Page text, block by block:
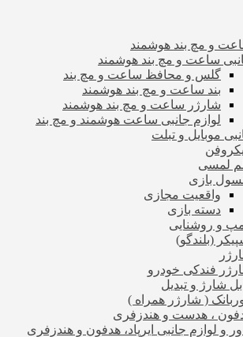
و مچ بند هوشمند
ساعت و مچ بند هوشمند
گلس و محافظ ساعت و مچ بند
بند ساعت و مچ بند هوشمند
شارژر ساعت و مچ بند هوشمند
لوازم جانبی ساعت هوشمند و مچ بند
موبایل و تبلت
لمسی
بازی
واقعیت مجازی
دسته بازی
و روشنایی
(بلندگو)
فندکی خودرو
شارژ و تبدیل
( شارژر همراه )
، هدست و هندزفری
و لوازم جانبی ایرپاد، هدفون و هندزفری